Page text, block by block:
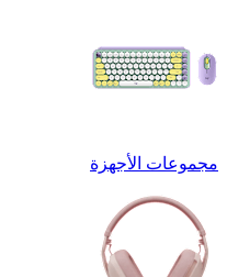
مجموعات الأجهزة